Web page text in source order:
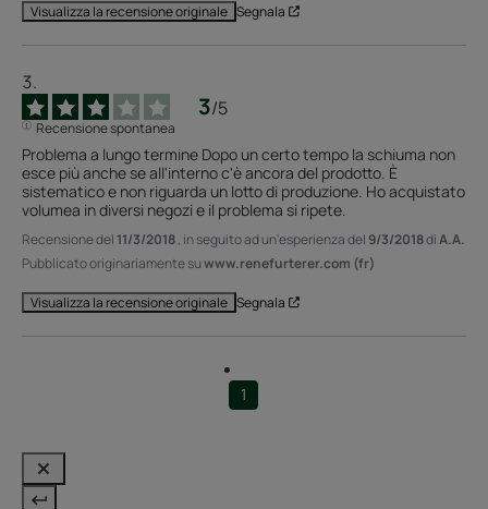
Visualizza la recensione originale Segnala
3/5
Recensione spontanea
Problema a lungo termine Dopo un certo tempo la schiuma non
esce più anche se all'interno c'è ancora del prodotto. È
sistematico e non riguarda un lotto di produzione. Ho acquistato
volumea in diversi negozi e il problema si ripete.
Recensione del 11/3/2018, in seguito ad un'esperienza del 9/3/2018diA.A.
Pubblicato originariamente suwww.renefurterer.com (fr)
Visualizza la recensione originale Segnala
1